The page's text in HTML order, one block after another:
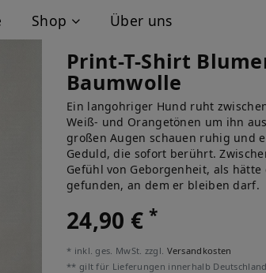
Shop Über uns
Print-T-Shirt
Baumwolle
Ein langohriger Hund ruht
Weiß- und Orangetönen um ihn
großen Augen schauen ruhig und
Geduld, die sofort berührt.
Gefühl von Geborgenheit, als
gefunden, an dem er bleiben darf.
24,90 €*
* inkl. ges. MwSt. zzgl. Versandkosten
** gilt für Lieferungen innerhalb